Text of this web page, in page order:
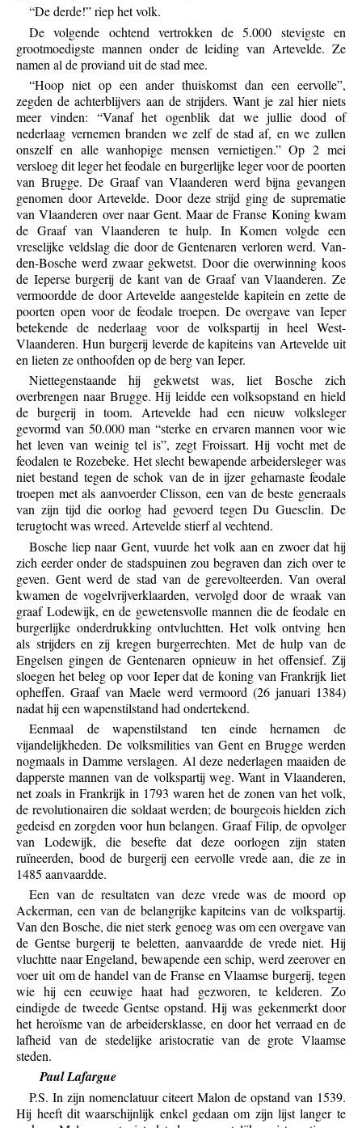
“De derde!” riep het volk.
De volgende ochtend vertrokken de 5.000 stevigste en
grootmoedigste mannen onder de leiding van Artevelde. Ze
namen al de proviand uit de stad mee.
“Hoop niet op een ander thuiskomst dan een eervolle”,
zegden de achterblijvers aan de strijders. Want je zal hier niets
meer vinden: “Vanaf het ogenblik dat we jullie dood of
nederlaag vernemen branden we zelf de stad af, en we zullen
onszelf en alle wanhopige mensen vernietigen.” Op 2 mei
versloeg dit leger het feodale en burgerlijke leger voor de poorten
van Brugge. De Graaf van Vlaanderen werd bijna gevangen
genomen door Artevelde. Door deze strijd ging de suprematie
van Vlaanderen over naar Gent. Maar de Franse Koning kwam
de Graaf van Vlaanderen te hulp. In Komen volgde een
vreselijke veldslag die door de Gentenaren verloren werd. Van-
den-Bosche werd zwaar gekwetst. Door die overwinning koos
de Ieperse burgerij de kant van de Graaf van Vlaanderen. Ze
vermoordde de door Artevelde aangestelde kapitein en zette de
poorten open voor de feodale troepen. De overgave van Ieper
betekende de nederlaag voor de volkspartij in heel West-
Vlaanderen. Hun burgerij leverde de kapiteins van Artevelde uit
en lieten ze onthoofden op de berg van Ieper.
Niettegenstaande hij gekwetst was, liet Bosche zich
overbrengen naar Brugge. Hij leidde een volksopstand en hield
de burgerij in toom. Artevelde had een nieuw volksleger
gevormd van 50.000 man “sterke en ervaren mannen voor wie
het leven van weinig tel is”, zegt Froissart. Hij vocht met de
feodalen te Rozebeke. Het slecht bewapende arbeidersleger was
niet bestand tegen de schok van de in ijzer geharnaste feodale
troepen met als aanvoerder Clisson, een van de beste generaals
van zijn tijd die oorlog had gevoerd tegen Du Guesclin. De
terugtocht was wreed. Artevelde stierf al vechtend.
Bosche liep naar Gent, vuurde het volk aan en zwoer dat hij
zich eerder onder de stadspuinen zou begraven dan zich over te
geven. Gent werd de stad van de gerevolteerden. Van overal
kwamen de vogelvrijverklaarden, vervolgd door de wraak van
graaf Lodewijk, en de gewetensvolle mannen die de feodale en
burgerlijke onderdrukking ontvluchtten. Het volk ontving hen
als strijders en zij kregen burgerrechten. Met de hulp van de
Engelsen gingen de Gentenaren opnieuw in het offensief. Zij
sloegen het beleg op voor Ieper dat de koning van Frankrijk liet
opheffen. Graaf van Maele werd vermoord (26 januari 1384)
nadat hij een wapenstilstand had ondertekend.
Eenmaal de wapenstilstand ten einde hernamen de
vijandelijkheden. De volksmilities van Gent en Brugge werden
nogmaals in Damme verslagen. Al deze nederlagen maaiden de
dapperste mannen van de volkspartij weg. Want in Vlaanderen,
net zoals in Frankrijk in 1793 waren het de zonen van het volk,
de revolutionairen die soldaat werden; de bourgeois hielden zich
gedeisd en zorgden voor hun belangen. Graaf Filip, de opvolger
van Lodewijk, die besefte dat deze oorlogen zijn staten
ruïneerden, bood de burgerij een eervolle vrede aan, die ze in
1485 aanvaardde.
Een van de resultaten van deze vrede was de moord op
Ackerman, een van de belangrijke kapiteins van de volkspartij.
Van den Bosche, die niet sterk genoeg was om een overgave van
de Gentse burgerij te beletten, aanvaardde de vrede niet. Hij
vluchtte naar Engeland, bewapende een schip, werd zeerover en
voer uit om de handel van de Franse en Vlaamse burgerij, tegen
wie hij een eeuwige haat had gezworen, te kelderen. Zo
eindigde de tweede Gentse opstand. Hij was gekenmerkt door
het heroïsme van de arbeidersklasse, en door het verraad en de
lafheid van de stedelijke aristocratie van de grote Vlaamse
steden.
Paul Lafargue
P.S. In zijn nomenclatuur citeert Malon de opstand van 1539.
Hij heeft dit waarschijnlijk enkel gedaan om zijn lijst langer te